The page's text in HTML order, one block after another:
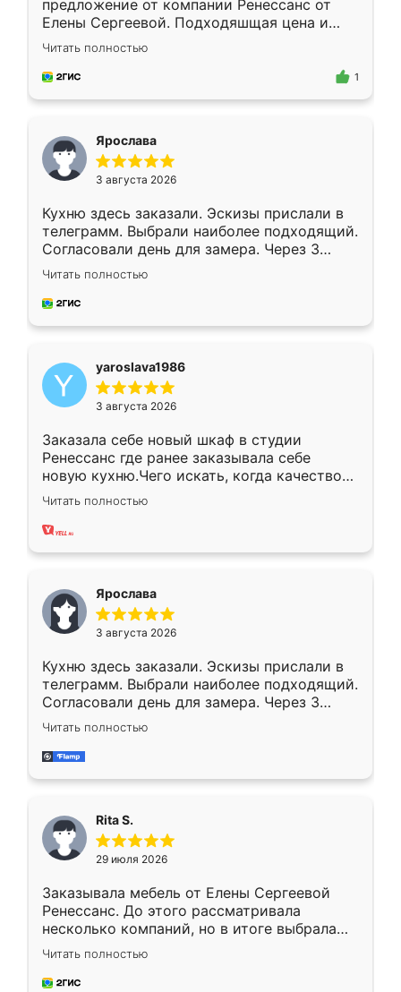
предложение от компании Ренессанс от
Елены Сергеевой. Подходяшщая цена и
короткие сроки изготовления. Приехавший
для замера сотрудник Владислав
предложил по моему эскизу самый
Читать полностью
1
Ярослава
3 августа 2026
Кухню здесь заказали. Эскизы прислали в
телеграмм. Выбрали наиболее подходящий.
Согласовали день для замера. Через 3
недели кухня была уже готова. Остались
довольны работой. Спасибо Ренессанс
мебель за качественную работу!
Читать полностью
yaroslava1986
3 августа 2026
Заказала себе новый шкаф в студии
Ренессанс где ранее заказывала себе
новую кухню.Чего искать, когда качеством
вполне довольна. Служит кухня уже почти
два года, нареканий нет.
Читать полностью
Ярослава
3 августа 2026
Кухню здесь заказали. Эскизы прислали в
телеграмм. Выбрали наиболее подходящий.
Согласовали день для замера. Через 3
недели кухня была уже готова. Остались
довольны работой. Спасибо Ренессанс
мебель за качественную работу!
Читать полностью
Rita S.
29 июля 2026
Заказывала мебель от Елены Сергеевой
Ренессанс. До этого рассматривала
несколько компаний, но в итоге выбрала
эту. Сначала обговорили условия, потом
приехал замерщик, всё спокойно объяснил
и снял размеры. Изготовили в срок, с
Читать полностью